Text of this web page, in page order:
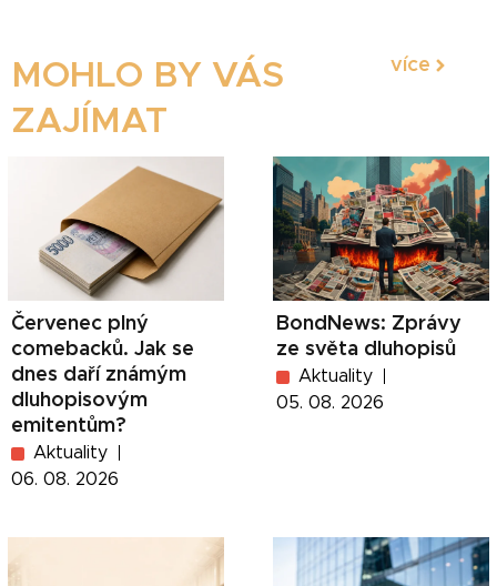
MOHLO BY VÁS
ZAJÍMAT
více
Červenec plný
comebacků. Jak se
dnes daří známým
dluhopisovým
emitentům?
Aktuality
06. 08. 2026
BondNews: Zprávy
ze světa dluhopisů
Aktuality
05. 08. 2026